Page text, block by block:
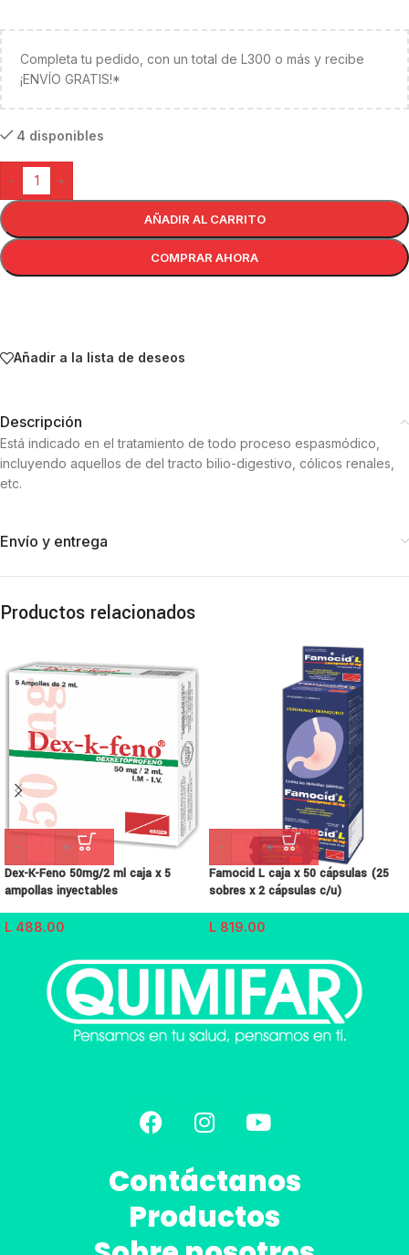
Completa tu pedido, con un total de L300 o más y recibe
¡ENVÍO GRATIS!*
4 disponibles
- +
AÑADIR AL CARRITO
COMPRAR AHORA
Añadir a la lista de deseos
Descripción
Está indicado en el tratamiento de todo proceso espasmódico,
incluyendo aquellos de del tracto bilio-digestivo, cólicos renales,
etc.
Envío y entrega
Productos relacionados
- +
Dex-K-Feno 50mg/2 ml caja x 5
ampollas inyectables
L 488.00
- +
Famocid L caja x 50 cápsulas (25
sobres x 2 cápsulas c/u)
L 819.00
Contáctanos
Productos